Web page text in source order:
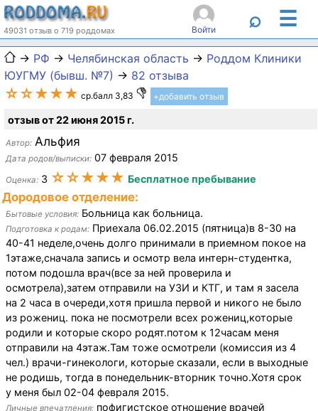
49031 отзыв о 719 роддомах Войти ⌕ ☰
→ РФ → Челябинская область → Роддом Клиники
ЮУГМУ (бывш. №7) → 82 отзыва
☆☆★★★ ср.балл 3,83 +добавить отзыв
отзыв от 22 июня 2015 г.
Автор: Альфия
Дата родов/выписки: 07 февраля 2015
Оценка: 3 ☆☆★★★ Бесплатное пребывание
Дородовое отделение:
Бытовые условия: Больница как больница.
Подготовка к родам: Приехала 06.02.2015 (пятница)в 8-30 на
40-41 неделе,очень долго принимали в приемном покое на
1этаже,сначала запись и осмотр вела интерн-студентка,
потом подошла врач(все за ней проверила и
осмотрела),затем отправили на УЗИ и КТГ, и там я засела
на 2 часа в очереди,хотя пришла первой и никого не было
из рожениц. пока не посмотрели всех рожениц,которые
родили и которые скоро родят.потом к 12часам меня
отправили на 4этаж.Там тоже осмотрели (комиссия из 4
чел.) врачи-гинекологи, которые сказали, если в выходные
не родишь, тогда в понедельник-вторник точно.Хотя срок
у меня был 02-04 февраля 2015.
Личные впечатления: пофигистское отношение врачей